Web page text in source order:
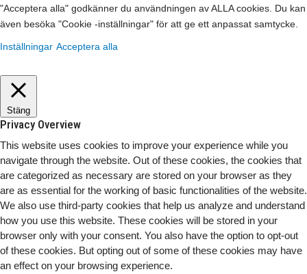
"Acceptera alla" godkänner du användningen av ALLA cookies. Du kan
även besöka "Cookie -inställningar" för att ge ett anpassat samtycke.
Inställningar Acceptera alla
Stäng
Privacy Overview
This website uses cookies to improve your experience while you
navigate through the website. Out of these cookies, the cookies that
are categorized as necessary are stored on your browser as they
are as essential for the working of basic functionalities of the website.
We also use third-party cookies that help us analyze and understand
how you use this website. These cookies will be stored in your
browser only with your consent. You also have the option to opt-out
of these cookies. But opting out of some of these cookies may have
an effect on your browsing experience.